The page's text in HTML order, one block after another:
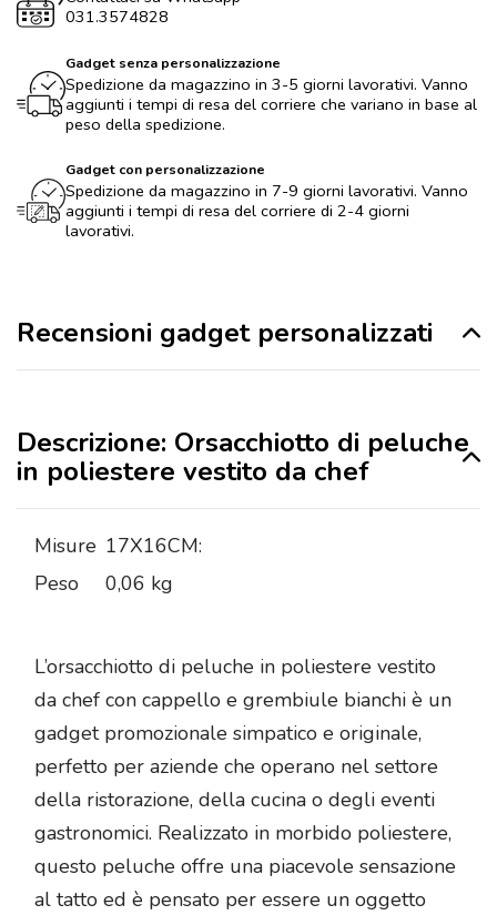
031.3574828
Gadget senza personalizzazione
Spedizione da magazzino in 3-5 giorni lavorativi. Vanno
aggiunti i tempi di resa del corriere che variano in base al
peso della spedizione.
Gadget con personalizzazione
Spedizione da magazzino in 7-9 giorni lavorativi. Vanno
aggiunti i tempi di resa del corriere di 2-4 giorni
lavorativi.
Recensioni gadget personalizzati
Descrizione: Orsacchiotto di peluche
in poliestere vestito da chef
Misure 17X16CM:
Peso
0,06 kg
L’orsacchiotto di peluche in poliestere vestito
da chef con cappello e grembiule bianchi è un
gadget promozionale simpatico e originale,
perfetto per aziende che operano nel settore
della ristorazione, della cucina o degli eventi
gastronomici. Realizzato in morbido poliestere,
questo peluche offre una piacevole sensazione
al tatto ed è pensato per essere un oggetto